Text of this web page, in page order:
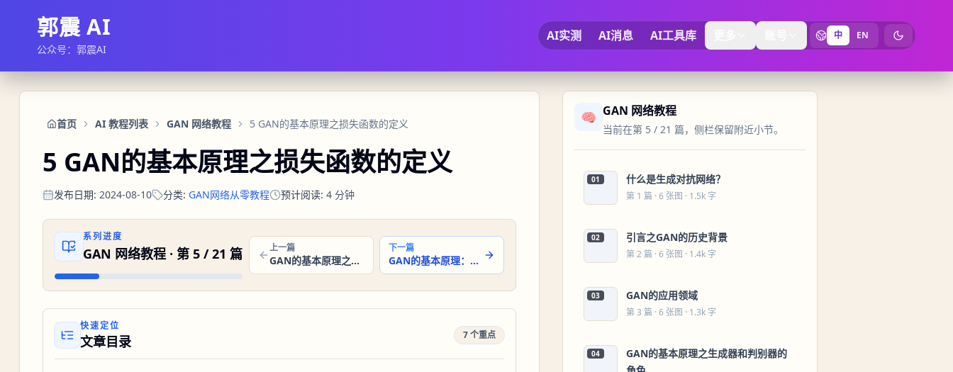
郭震 AI
公众号：郭震AI
AI实测 AI消息 AI工具库 中 EN 切换为暗黑
首页 AI 教程列表 GAN 网络教程 5 GAN的基本原理之损失函数的定义
5 GAN的基本原理之损失函数的定义
发布日期: 2024-08-10 分类: GAN网络从零教程 预计阅读: 4 分钟
系列进度
GAN 网络教程· 第 5/21 篇 上一篇
GAN的基本原理之生成器和判别器的角色
下一篇
GAN的基本原理：对抗训练的流程
快速定位
文章目录 7 个重点
🧠 GAN 网络教程
当前在第 5 / 21 篇，侧栏保留附近小节。
01 什么是生成对抗网络？
第 1 篇 · 6 张图 · 1.5k 字
02 引言之GAN的历史背景
第 2 篇 · 6 张图 · 1.4k 字
03 GAN的应用领域
第 3 篇 · 6 张图 · 1.3k 字
04
GAN的基本原理之生成器和判别器的